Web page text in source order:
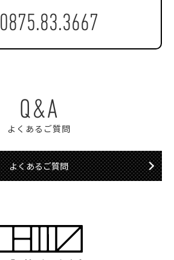
0875.83.3667
Q&A
よくあるご質問
よくあるご質問